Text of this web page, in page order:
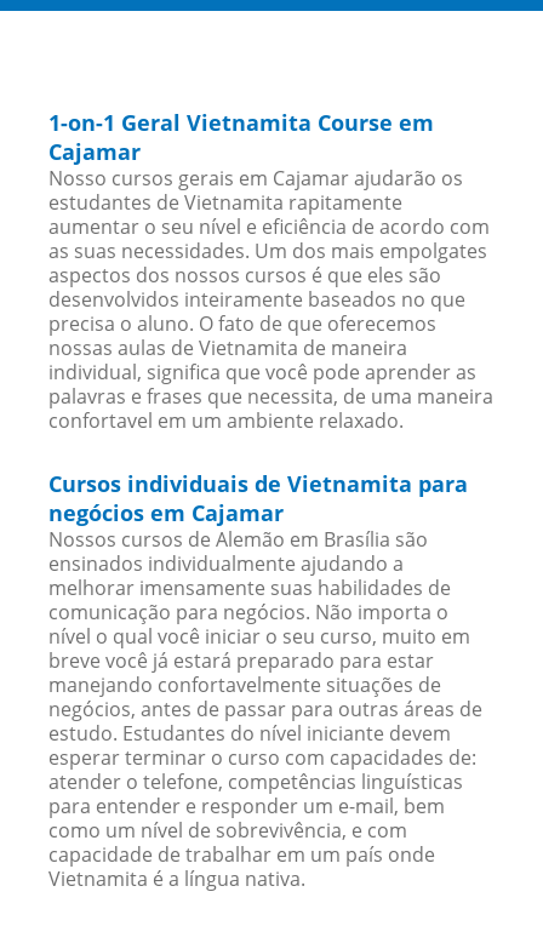
1-on-1 Geral Vietnamita Course em
Cajamar
Nosso cursos gerais em Cajamar ajudarão os
estudantes de Vietnamita rapitamente
aumentar o seu nível e eficiência de acordo com
as suas necessidades. Um dos mais empolgates
aspectos dos nossos cursos é que eles são
desenvolvidos inteiramente baseados no que
precisa o aluno. O fato de que oferecemos
nossas aulas de Vietnamita de maneira
individual, significa que você pode aprender as
palavras e frases que necessita, de uma maneira
confortavel em um ambiente relaxado.
Cursos individuais de Vietnamita para
negócios em Cajamar
Nossos cursos de Alemão em Brasília são
ensinados individualmente ajudando a
melhorar imensamente suas habilidades de
comunicação para negócios. Não importa o
nível o qual você iniciar o seu curso, muito em
breve você já estará preparado para estar
manejando confortavelmente situações de
negócios, antes de passar para outras áreas de
estudo. Estudantes do nível iniciante devem
esperar terminar o curso com capacidades de:
atender o telefone, competências linguísticas
para entender e responder um e-mail, bem
como um nível de sobrevivência, e com
capacidade de trabalhar em um país onde
Vietnamita é a língua nativa.